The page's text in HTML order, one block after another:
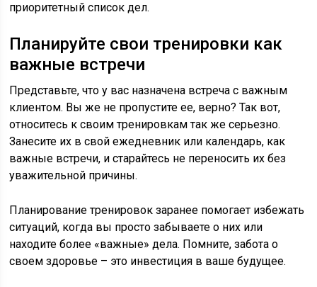
приоритетный список дел.
Планируйте свои тренировки как
важные встречи
Представьте, что у вас назначена встреча с важным
клиентом. Вы же не пропустите ее, верно? Так вот,
относитесь к своим тренировкам так же серьезно.
Занесите их в свой ежедневник или календарь, как
важные встречи, и старайтесь не переносить их без
уважительной причины.
Планирование тренировок заранее помогает избежать
ситуаций, когда вы просто забываете о них или
находите более «важные» дела. Помните, забота о
своем здоровье – это инвестиция в ваше будущее.